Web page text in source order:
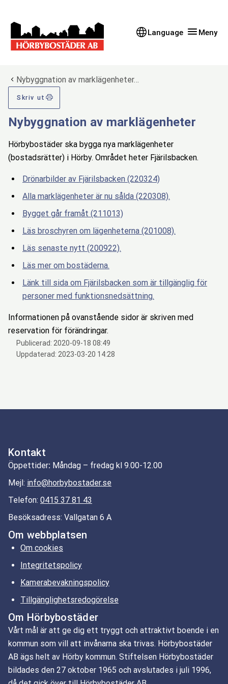
Language
Meny
Du är här:
Nybyggnation av marklägenheter…
Skriv ut
Nybyggnation av marklägenheter
Hörbybostäder ska bygga nya marklägenheter
(bostadsrätter) i Hörby. Området heter Fjärilsbacken.
Drönarbilder av Fjärilsbacken (220324)
Alla marklägenheter är nu sålda (220308).
Bygget går framåt (211013)
Läs broschyren om lägenheterna (201008).
Läs senaste nytt (200922).
Läs mer om bostäderna.
Länk till sida om Fjärilsbacken som är tillgänglig för
personer med funktionsnedsättning.
Informationen på ovanstående sidor är skriven med
reservation för förändringar.
Publicerad: 2020-09-18 08:49
Uppdaterad: 2023-03-20 14:28
Kontakt
Öppettider: Måndag – fredag kl 9.00-12.00
Mejl: info@horbybostader.se
Telefon: 0415 37 81 43
Besöksadress: Vallgatan 6 A
Om webbplatsen
Om cookies
Integritetspolicy
Kamerabevakningspolicy
Tillgänglighetsredogörelse
Om Hörbybostäder
Vårt mål är att ge dig ett tryggt och attraktivt boende i en
kommun som vill att invånarna ska trivas. Hörbybostäder
AB ägs helt av Hörby kommun. Stiftelsen Hörbybostäder
bildades den 27 oktober 1965 och avslutades i juli 1996,